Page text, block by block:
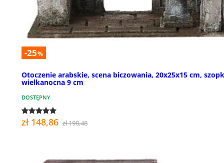
-25%
Otoczenie arabskie, scena biczowania, 20x25x15 cm,
wielkanocna 9 cm
DOSTĘPNY
zł 148,86 zł 198,48